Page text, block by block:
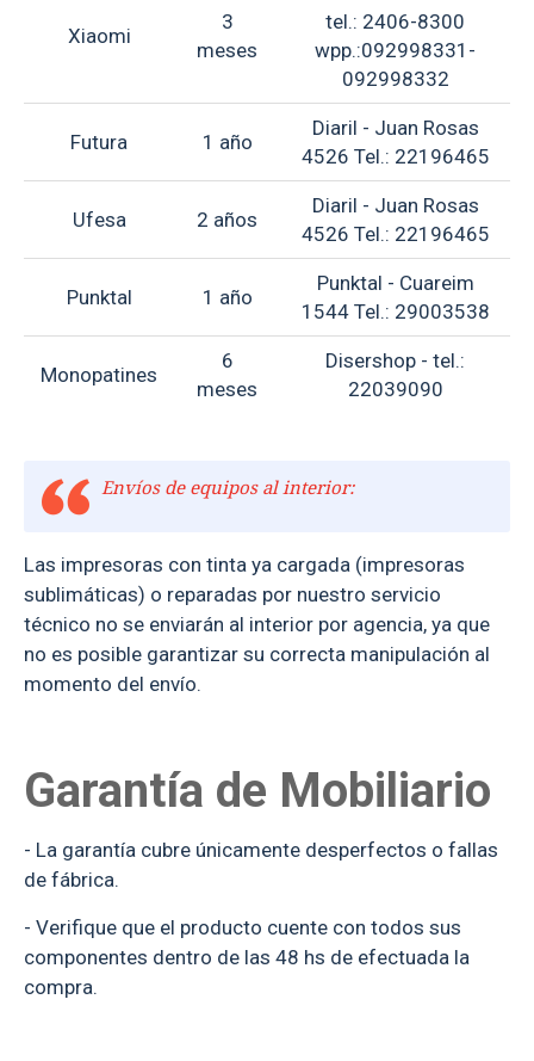
Xiaomi
3
meses
tel.: 2406-8300
wpp.:092998331-
092998332
Futura 1 año
Diaril - Juan Rosas
4526 Tel.: 22196465
Ufesa 2 años
Diaril - Juan Rosas
4526 Tel.: 22196465
Punktal 1 año
Punktal - Cuareim
1544 Tel.: 29003538
Monopatines
6
meses
Disershop - tel.:
22039090
Envíos de equipos al interior:
Las impresoras con tinta ya cargada (impresoras
sublimáticas) o reparadas por nuestro servicio
técnico no se enviarán al interior por agencia, ya que
no es posible garantizar su correcta manipulación al
momento del envío.
Garantía de Mobiliario
- La garantía cubre únicamente desperfectos o fallas
de fábrica.
- Verifique que el producto cuente con todos sus
componentes dentro de las 48 hs de efectuada la
compra.